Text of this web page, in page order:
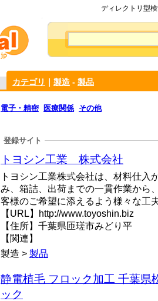
ディレクトリ型
カテゴリ 製造 - 製品
電子・精密 医療関係 その他
登録サイト
トヨシン工業 株式会社
トヨシン工業株式会社は、材料仕入
み、箱詰、出荷までの一貫作業から
客様のご希望に添えるよう様々な工
【URL】http://www.toyoshin.biz
【住所】千葉県匝瑳市みどり平
【関連】
製造 > 製品
静電植毛 フロック加工 千葉県
ック